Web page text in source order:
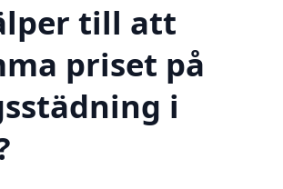
till att
priset på
i